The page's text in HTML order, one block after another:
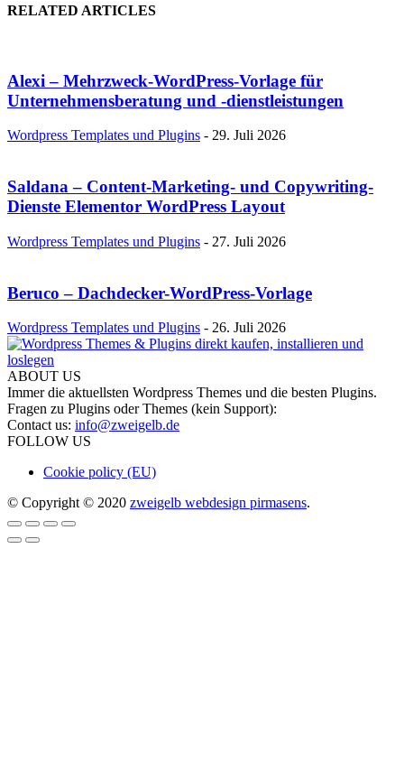
RELATED ARTICLES
Alexi – Mehrzweck-WordPress-Vorlage für
Unternehmensberatung und -dienstleistungen
Wordpress Templates und Plugins - 29. Juli 2026
Saldana – Content-Marketing- und Copywriting-
Dienste Elementor WordPress Layout
Wordpress Templates und Plugins - 27. Juli 2026
Beruco – Dachdecker-WordPress-Vorlage
Wordpress Templates und Plugins - 26. Juli 2026
ABOUT US
Immer die aktuellsten Wordpress Themes und die besten Plugins.
Fragen zu Plugins oder Themes (kein Support):
Contact us: info@zweigelb.de
FOLLOW US
Cookie policy (EU)
© Copyright © 2020 zweigelb webdesign pirmasens.